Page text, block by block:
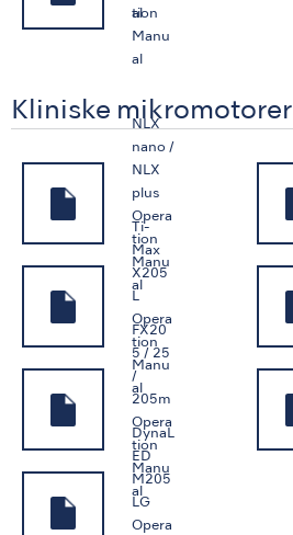
al
tion
Manu
al
Kliniske mikromotorer
NLX
nano /
NLX
plus
Opera
tion
Manu
al
Ti-
Max
X205
L
Opera
tion
Manu
al
FX20
5 / 25
/
205m
Opera
tion
Manu
al
DynaL
ED
M205
LG
Opera